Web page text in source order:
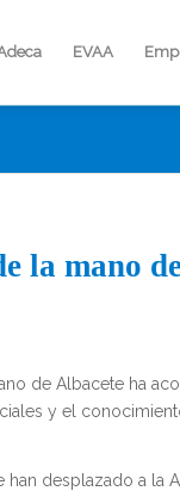
EVAA
la mano
de Albacete ha
y el
desplazado a la